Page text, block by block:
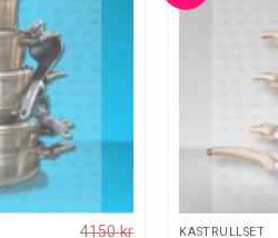
4150kr KASTRULLSET